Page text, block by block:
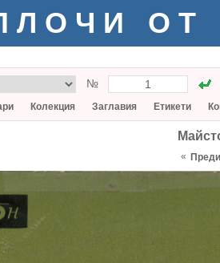
ОТ
№
Колекция Заглавия Етикети
«